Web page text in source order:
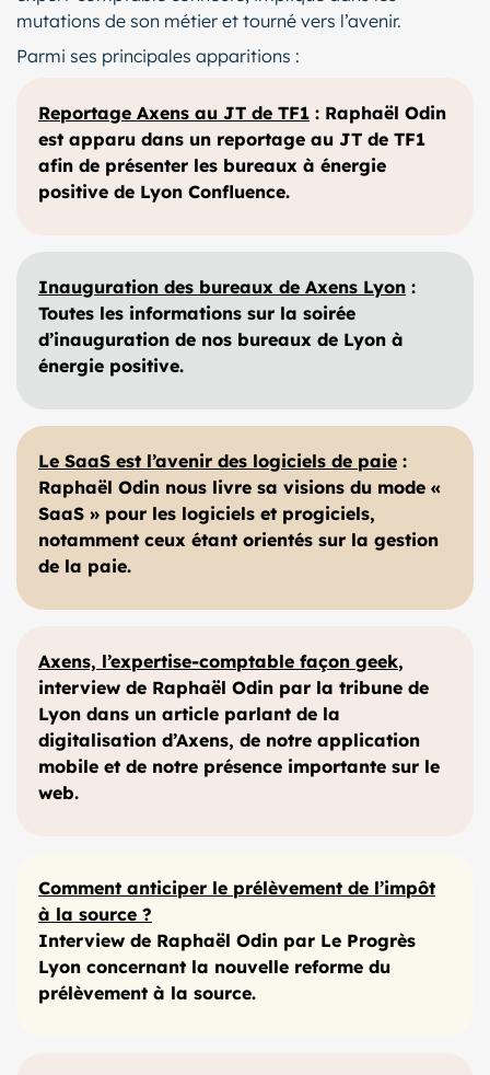
mutations de son métier et tourné vers l’avenir.
Parmi ses principales apparitions :
Reportage Axens au JT de TF1 : Raphaël Odin
est apparu dans un reportage au JT de TF1
afin de présenter les bureaux à énergie
positive de Lyon Confluence.
Inauguration des bureaux de Axens Lyon :
Toutes les informations sur la soirée
d’inauguration de nos bureaux de Lyon à
énergie positive.
Le SaaS est l’avenir des logiciels de paie :
Raphaël Odin nous livre sa visions du mode «
SaaS » pour les logiciels et progiciels,
notamment ceux étant orientés sur la gestion
de la paie.
Axens, l’expertise-comptable façon geek,
interview de Raphaël Odin par la tribune de
Lyon dans un article parlant de la
digitalisation d’Axens, de notre application
mobile et de notre présence importante sur le
web.
Comment anticiper le prélèvement de l’impôt
à la source ?
Interview de Raphaël Odin par Le Progrès
Lyon concernant la nouvelle reforme du
prélèvement à la source.